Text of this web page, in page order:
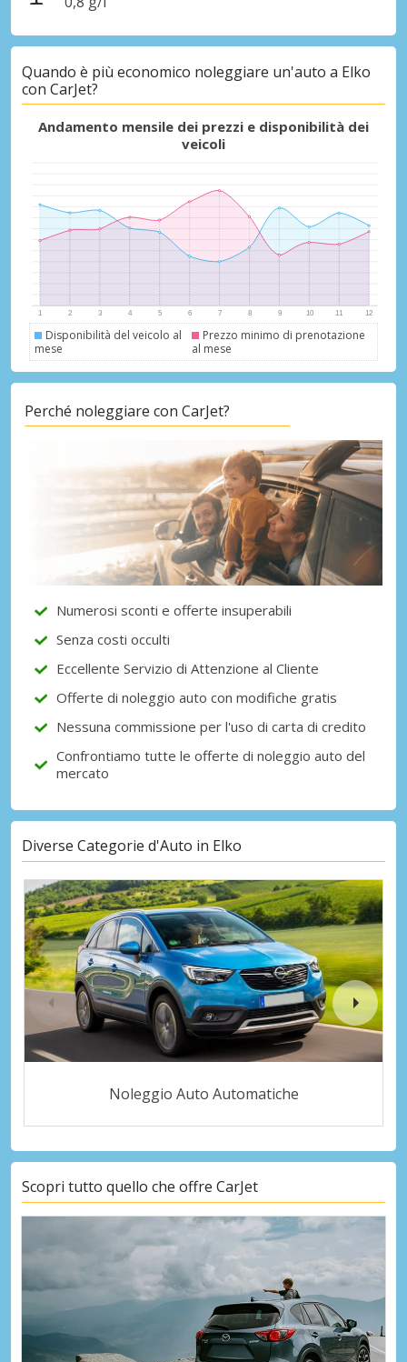
Sconti speciali
Accedi alle offerte esclusive dei nostri
fornitori
Accedi con eLink
Quando è più economico noleggiare un'auto a Elko
con CarJet?
Andamento mensile dei prezzi e disponibilità dei
veicoli
Disponibilità del veicolo al
mese
Prezzo minimo di prenotazione
al mese
Perché noleggiare con CarJet?
Numerosi sconti e offerte insuperabili
Senza costi occulti
Eccellente Servizio di Attenzione al Cliente
Offerte di noleggio auto con modifiche gratis
Nessuna commissione per l'uso di carta di credito
Confrontiamo tutte le offerte di noleggio auto del
mercato
Diverse Categorie d'Auto in Elko
Noleggio Auto Automatiche
Scopri tutto quello che offre CarJet